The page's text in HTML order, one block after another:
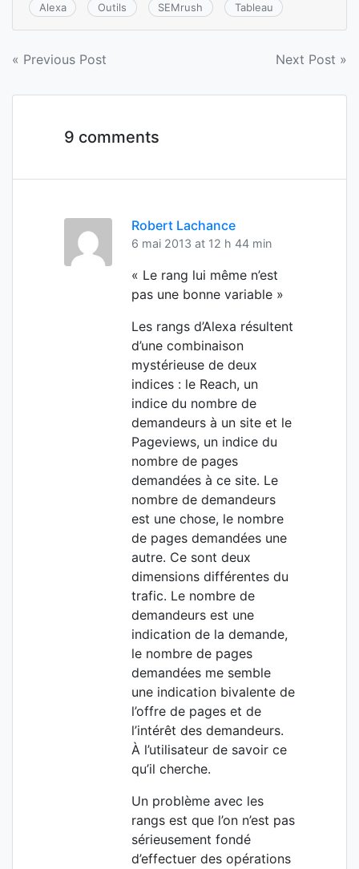
Alexa Outils SEMrush Tableau
Navigation
de
l’article
« Previous Post Next Post »
9 comments
Robert Lachance
6 mai 2013 at 12 h 44 min
« Le rang lui même n’est
pas une bonne variable »
Les rangs d’Alexa résultent
d’une combinaison
mystérieuse de deux
indices : le Reach, un
indice du nombre de
demandeurs à un site et le
Pageviews, un indice du
nombre de pages
demandées à ce site. Le
nombre de demandeurs
est une chose, le nombre
de pages demandées une
autre. Ce sont deux
dimensions différentes du
trafic. Le nombre de
demandeurs est une
indication de la demande,
le nombre de pages
demandées me semble
une indication bivalente de
l’offre de pages et de
l’intérêt des demandeurs.
À l’utilisateur de savoir ce
qu’il cherche.
Un problème avec les
rangs est que l’on n’est pas
sérieusement fondé
d’effectuer des opérations